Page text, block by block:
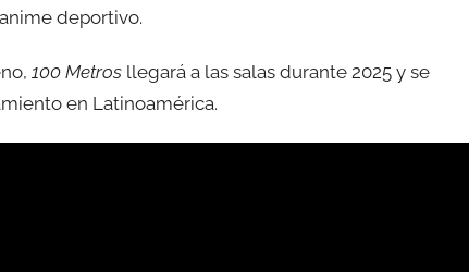
deportivo.
100 Metros llegará a las salas durante 2025 y se
en Latinoamérica.